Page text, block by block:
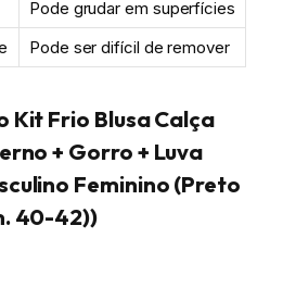
Pode grudar em superfícies
Pode ser difícil de remover
Kit Frio Blusa Calça
+ Gorro + Luva
Feminino (Preto
40-42))